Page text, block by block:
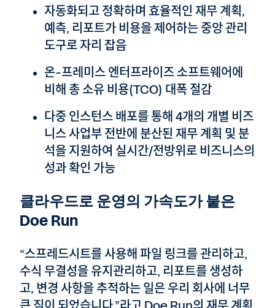
자동화되고 정확하며 효율적인 재무 계획,
예측, 리포트가 비용을 제어하는 중앙 관리
도구로 자리 잡음
온-프레미스 엔터프라이즈 소프트웨어에
비해 총 소유 비용(TCO) 대폭 절감
다중 인스턴스 배포를 통해 4개의 개별 비즈
니스 사업부 전반에 분산된 재무 계획 및 분
석을 지원하여 실시간/전방위로 비즈니스의
성과 확인 가능
클라우드로 운영의 가속도가 붙은
Doe Run
“스프레드시트를 사용해 파일 링크를 관리하고,
수식 무결성을 유지관리하고, 리포트를 생성하
고, 변경 사항을 추적하는 일은 우리 회사에 너무